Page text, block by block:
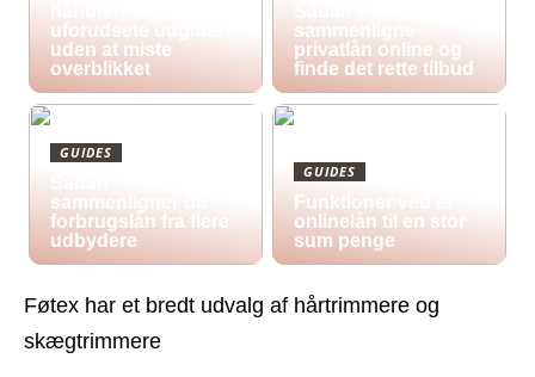
uforudsete udgifter
uden at miste
overblikket
sammenligne
privatlån online og
finde det rette tilbud
GUIDES
sammenligner du
forbrugslån fra flere
udbydere
GUIDES
Funktioner ved et
onlinelån til en stor
sum penge
Føtex har et bredt udvalg af hårtrimmere og
skægtrimmere